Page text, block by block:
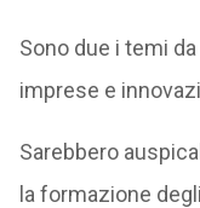
Sono due i temi
imprese e
Sarebbero
la formazione